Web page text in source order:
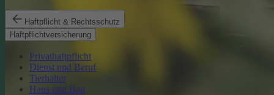
Haftpflicht & Rechtsschutz
Haftpflichtversicherung
Privathaftpflicht
Dienst und Beruf
Tierhalter
Haus und Bau